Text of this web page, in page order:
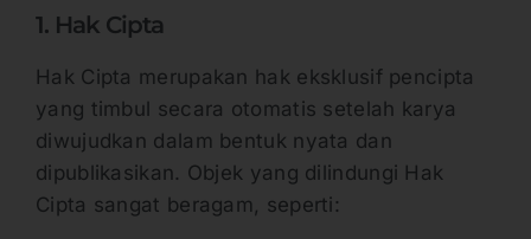
1. Hak Cipta
Hak Cipta merupakan hak eksklusif pencipta
yang timbul secara otomatis setelah karya
diwujudkan dalam bentuk nyata dan
dipublikasikan. Objek yang dilindungi Hak
Cipta sangat beragam, seperti: